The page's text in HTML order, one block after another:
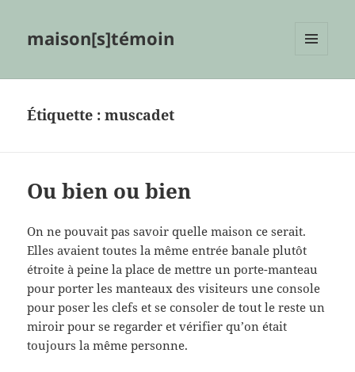
maison[s]témoin
Étiquette :muscadet
Ou bien ou bien
On ne pouvait pas savoir quelle maison ce serait.
Elles avaient toutes la même entrée banale plutôt
étroite à peine la place de mettre un porte-manteau
pour porter les manteaux des visiteurs une console
pour poser les clefs et se consoler de tout le reste un
miroir pour se regarder et vérifier qu’on était
toujours la même personne.